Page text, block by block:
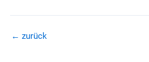
← zurück